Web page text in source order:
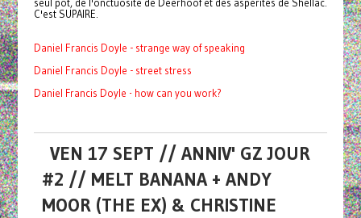
seul pot, de l'onctuosité de Deerhoof et des aspérités de Shellac.
C'est SUPAIRE.
Daniel Francis Doyle - strange way of speaking
Daniel Francis Doyle - street stress
Daniel Francis Doyle - how can you work?
VEN 17 SEPT // ANNIV' GZ JOUR
#2 // MELT BANANA + ANDY
MOOR (THE EX) & CHRISTINE